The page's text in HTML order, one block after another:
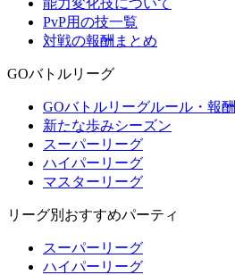
能力変化技について
PvP用の技一覧
対戦の報酬まとめ
GOバトルリーグ
GOバトルリーグルール・報酬
新たな歩みシーズン
スーパーリーグ
ハイパーリーグ
マスターリーグ
リーグ別おすすめパーティ
スーパーリーグ
ハイパーリーグ